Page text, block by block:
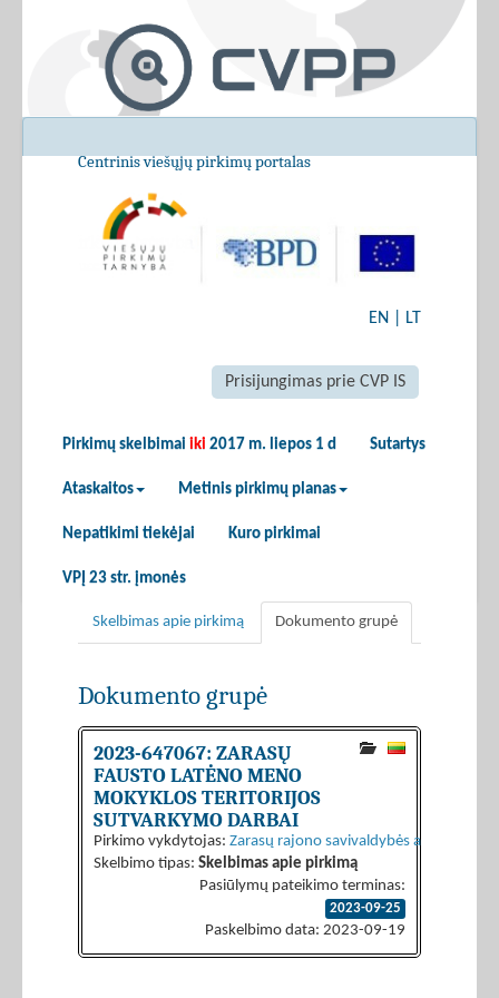
Centrinis viešųjų pirkimų portalas
EN LT
Prisijungimas prie CVP IS
Pirkimų skelbimai iki 2017 m. liepos 1 d Sutartys
Ataskaitos Metinis pirkimų planas
Nepatikimi tiekėjai Kuro pirkimai
VPĮ 23 str. įmonės
Skelbimas apie pirkimą Dokumento grupė
Dokumento grupė
2023-647067: ZARASŲ
FAUSTO LATĖNO MENO
MOKYKLOS TERITORIJOS
SUTVARKYMO DARBAI
Pirkimo vykdytojas: Zarasų rajono savivaldybės
Skelbimo tipas: Skelbimas apie pirkimą
Pasiūlymų pateikimo terminas:
2023-09-25
Paskelbimo data: 2023-09-19